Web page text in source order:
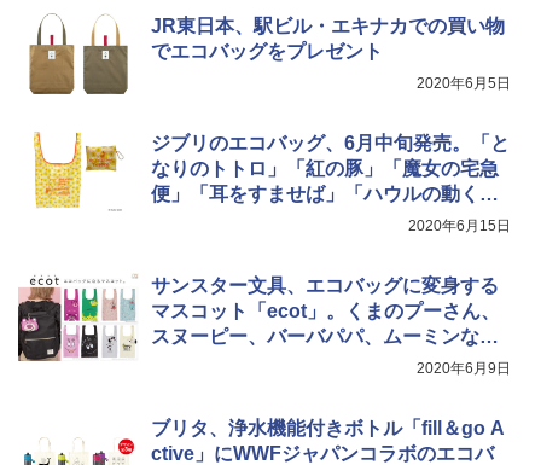
新しい日本地理 地図・統計・移動から読み
解く (講談社現代新書)
簡単設置 ポップアップテント エクルベージ
ュ(BC仕様) PATC-150B(EB)
[キャンパーズコレクション 山善] 傘みたいに
広げるだけ パッとサッとテント キューブワ
イド ブラックコーティング フルクローズ メ
￥-
防水 UVカット 4段階高さ調整 軽量 収納袋付
き
ポインターライト 強力 小型 緑色/赤色/青紫色
USB充電式 高精度 超長距離照射 長時間使用
可能 安全ロック付き 高安全性 金属製耐久 コ
ア/オフィス/教育現場/展示会用 緑
￥1,180
JR東日本、駅ビル・エキナカでの買い物
でエコバッグをプレゼント
2020年6月5日
ジブリのエコバッグ、6月中旬発売。「と
なりのトトロ」「紅の豚」「魔女の宅急
便」「耳をすませば」「ハウルの動く
城」「借りぐらしのアリエッティ」の6種
2020年6月15日
サンスター文具、エコバッグに変身する
マスコット「ecot」。くまのプーさん、
スヌーピー、バーバパパ、ムーミンなど
2020年6月9日
ブリタ、浄水機能付きボトル「fill＆go A
ctive」にWWFジャパンコラボのエコバ